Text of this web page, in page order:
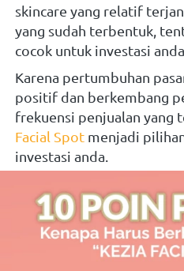
skincare yang relatif
yang sudah terbentuk,
cocok untuk investasi
Karena pertumbuhan
positif dan berkembang
frekuensi penjualan yang
Facial Spot menjadi
investasi anda.